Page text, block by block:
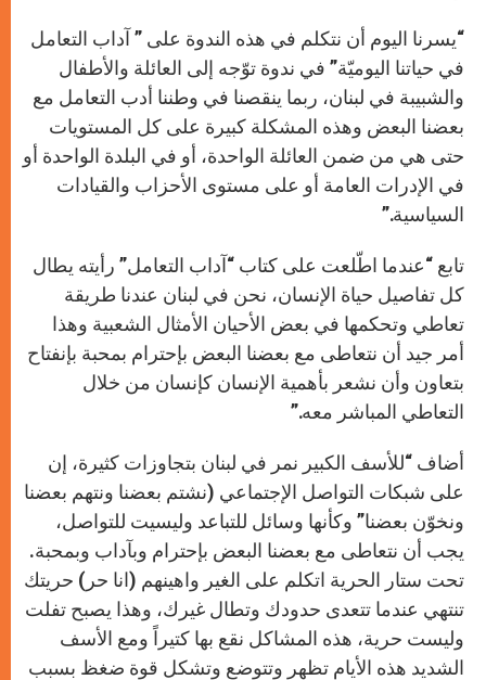
“يسرنا اليوم أن نتكلم في هذه الندوة على ” آداب التعامل
في حياتنا اليوميّة” في ندوة توّجه إلى العائلة والأطفال
والشبيبة في لبنان، ربما ينقصنا في وطننا أدب التعامل مع
بعضنا البعض وهذه المشكلة كبيرة على كل المستويات
حتى هي من ضمن العائلة الواحدة، أو في البلدة الواحدة أو
في الإدرات العامة أو على مستوى الأحزاب والقيادات
السياسية.”
تابع “عندما اطّلعت على كتاب “آداب التعامل” رأيته يطال
كل تفاصيل حياة الإنسان، نحن في لبنان عندنا طريقة
تعاطي وتحكمها في بعض الأحيان الأمثال الشعبية وهذا
أمر جيد أن نتعاطى مع بعضنا البعض بإحترام بمحبة بإنفتاح
بتعاون وأن نشعر بأهمية الإنسان كإنسان من خلال
التعاطي المباشر معه.”
أضاف “للأسف الكبير نمر في لبنان بتجاوزات كثيرة، إن
على شبكات التواصل الإجتماعي (نشتم بعضنا ونتهم بعضنا
ونخوّن بعضنا” وكأنها وسائل للتباعد وليسيت للتواصل،
يجب أن نتعاطى مع بعضنا البعض بإحترام وبآداب وبمحبة.
تحت ستار الحرية اتكلم على الغير واهينهم (انا حر) حريتك
تنتهي عندما تتعدى حدودك وتطال غيرك، وهذا يصبح تفلت
وليست حرية، هذه المشاكل نقع بها كتيراً ومع الأسف
الشديد هذه الأيام تظهر وتتوضع وتشكل قوة ضغظ بسبب